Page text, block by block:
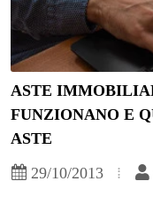
ASTE
FUNZIONANO E
ASTE
29/10/2013